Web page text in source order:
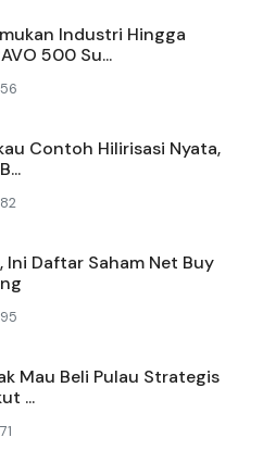
Industri Hingga
500 Su...
Contoh Hilirisasi Nyata,
Ini Daftar Saham Net Buy
Mau Beli Pulau Strategis
...